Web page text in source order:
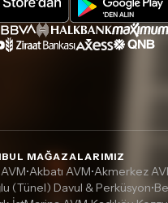
MAĞAZALARIMIZ
•Akbatı AVM•Akmerkez
(Tünel) Davul & Perküsyon•